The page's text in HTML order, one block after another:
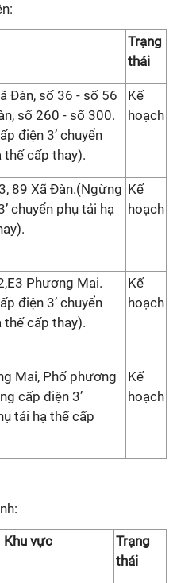
Trạng
thái
Đàn, số 36 - số 56
số 260 - số 300.
điện 3’ chuyển
thế cấp thay).
Kế
hoạch
89 Xã Đàn.(Ngừng
chuyển phụ tải hạ
Kế
hoạch
Phương Mai.
điện 3’ chuyển
thế cấp thay).
Kế
hoạch
Mai, Phố phương
cấp điện 3’
tải hạ thế cấp
Kế
hoạch
Khu vực
Trạng
thái